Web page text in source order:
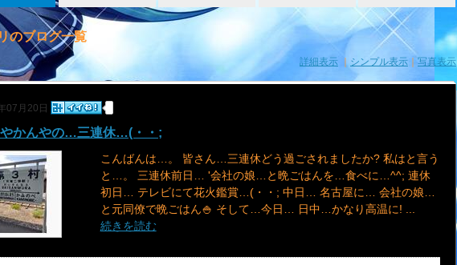
のブログ一覧
詳細表示 ｜ シンプル表示 写真表示
07月20日
かんやの…三連休…(・・;
こんばんは…。 皆さん…三連休どう過ごされましたか? 私はと言う
と…。 三連休前日… '会社の娘…と晩ごはんを…食べに…^^; 連休
初日… テレビにて花火鑑賞…(・・; 中日… 名古屋に… 会社の娘…
と元同僚で晩ごはん🍚 そして…今日… 日中…かなり高温に! ...
続きを読む